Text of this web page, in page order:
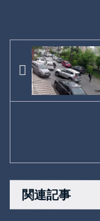
関連記事